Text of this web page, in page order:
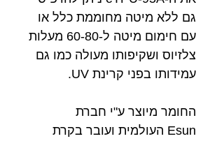
גם ללא מיטה מחוממת כלל או
עם חימום מיטה ל-60-80 מעלות
צלזיוס ושקיפותו מעולה כמו גם
עמידותו בפני קרינת UV.
החומר מיוצר ע"י חברת
Esun העולמית ועובר בקרת